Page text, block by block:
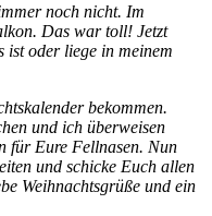
noch nicht. Im
Das war toll! Jetzt
ist oder liege in meinem
bekommen.
und ich überweisen
für Eure Fellnasen. Nun
und schicke Euch allen
Weihnachtsgrüße und ein